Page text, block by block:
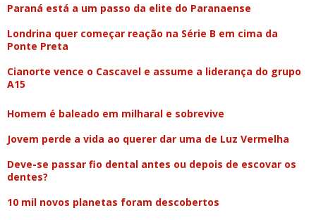
Paraná está a um passo da elite do Paranaense
Londrina quer começar reação na Série B em cima da
Ponte Preta
Cianorte vence o Cascavel e assume a liderança do grupo
A15
Homem é baleado em milharal e sobrevive
Jovem perde a vida ao querer dar uma de Luz Vermelha
Deve-se passar fio dental antes ou depois de escovar os
dentes?
10 mil novos planetas foram descobertos